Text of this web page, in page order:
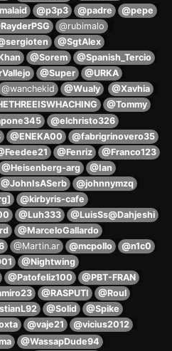
@p3p3 @padre
@pepe
@rubimalo
@SgtAlex
@Sorem
@Spanish_Tercio
@Super
@URKA
@wanchekid @Wualy
@Xavhia
@Tommy
@elchristo326
@ENEKA00
@fabrigrinovero35
@Fenriz
@Franco123
@Heisenberg-arg
@Ian
@JohnIsASerb
@johnnymzq
@kirbyris-cafe
@Luh333
@LuisSs@Dahjeshi
@MarceloGallardo
@Martin.ar @mcpollo
@n1c0
@Nightwing
@Patofeliz100
@PBT-FRAN
@RASPUTI
@Roul
@Solid
@Spike
@vaje21 @vicius2012
@WassapDude94